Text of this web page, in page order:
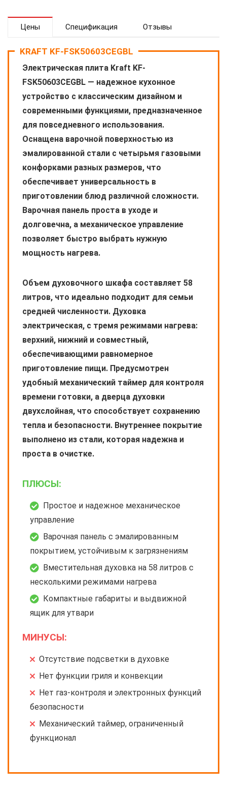
Цены Спецификация Отзывы
KRAFT KF-FSK50603CEGBL
Электрическая плита Kraft KF-
FSK50603CEGBL — надежное кухонное
устройство с классическим дизайном и
современными функциями, предназначенное
для повседневного использования.
Оснащена варочной поверхностью из
эмалированной стали с четырьмя газовыми
конфорками разных размеров, что
обеспечивает универсальность в
приготовлении блюд различной сложности.
Варочная панель проста в уходе и
долговечна, а механическое управление
позволяет быстро выбрать нужную
мощность нагрева.
Объем духовочного шкафа составляет 58
литров, что идеально подходит для семьи
средней численности. Духовка
электрическая, с тремя режимами нагрева:
верхний, нижний и совместный,
обеспечивающими равномерное
приготовление пищи. Предусмотрен
удобный механический таймер для контроля
времени готовки, а дверца духовки
двухслойная, что способствует сохранению
тепла и безопасности. Внутреннее покрытие
выполнено из стали, которая надежна и
проста в очистке.
ПЛЮСЫ:
Простое и надежное механическое
управление
Варочная панель с эмалированным
покрытием, устойчивым к загрязнениям
Вместительная духовка на 58 литров с
несколькими режимами нагрева
Компактные габариты и выдвижной
ящик для утвари
МИНУСЫ:
Отсутствие подсветки в духовке
Нет функции гриля и конвекции
Нет газ-контроля и электронных функций
безопасности
Механический таймер, ограниченный
функционал